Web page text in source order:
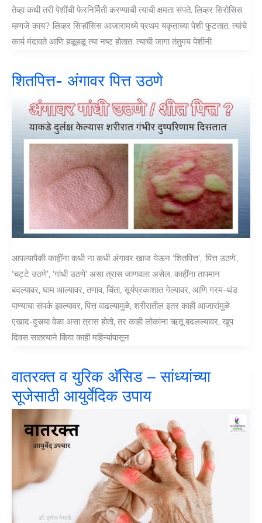
तेव्हा कधी तरी पेशींची फेरनिर्मिती करण्याची त्याची क्षमता संपते. लिव्हर सिरोसिस
म्हणजे काय? लिव्हर सिऱ्हॉसिस आजारामध्ये प्रथम यकृताच्या पेशी फुटतात. त्यांचे
कार्य मंदावते आणि हळूहळू त्या नष्ट होतात. त्याची जागा तंतुमय पेशींनी
शितपित्त- अंगावर पित्त उठणे
आपल्यापैकी काहींना कधी ना कधी अंगावर खाज येऊन ‘शितपित्त’, ‘पित्त उठणे’,
‘चट्टे उठणे’, ‘गांधी उठणे’ असा त्रास जाणवला असेल. काहींना तापमान
बदल्यावर, घाम आल्यावर, तणाव, चिंता, सूर्यप्रकाशात गेल्यावर, आणि गरम-थंड
पाण्याचा संपर्क झाल्यावर, पित्त वाढल्यामुळे, शरीरातील इतर काही आजारांमुळे
एखाद-दुसर्‍या वेळा असा त्रास होतो, तर काही लोकांना ऋतू बदलल्यावर, खूप
दिवस सातत्याने किंवा काही महिन्यांपासून
वातरक्त व युरिक अ‍ॅसिड – सांध्यांच्या
सूजेसाठी आयुर्वेदिक उपाय